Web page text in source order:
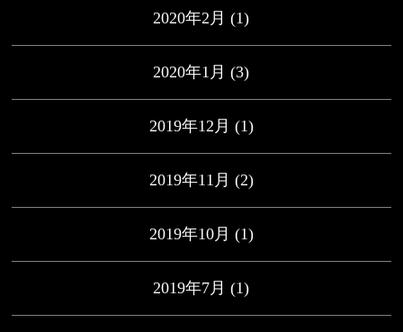
2020年2月 (1)
2020年1月 (3)
2019年12月 (1)
2019年11月 (2)
2019年10月 (1)
2019年7月 (1)